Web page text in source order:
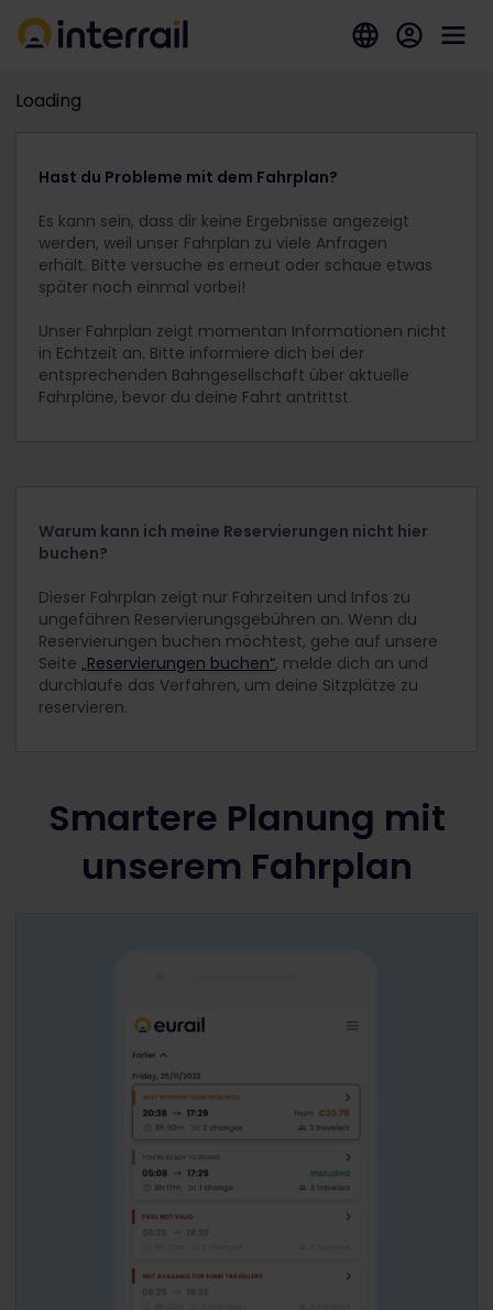
Loading
Hast du Probleme mit dem Fahrplan?
Es kann sein, dass dir keine Ergebnisse angezeigt
werden, weil unser Fahrplan zu viele Anfragen
erhält. Bitte versuche es erneut oder schaue etwas
später noch einmal vorbei!
Unser Fahrplan zeigt momentan Informationen nicht
in Echtzeit an. Bitte informiere dich bei der
entsprechenden Bahngesellschaft über aktuelle
Fahrpläne, bevor du deine Fahrt antrittst.
Warum kann ich meine Reservierungen nicht hier
buchen?
Dieser Fahrplan zeigt nur Fahrzeiten und Infos zu
ungefähren Reservierungsgebühren an. Wenn du
Reservierungen buchen möchtest, gehe auf unsere
Seite „Reservierungen buchen“, melde dich an und
durchlaufe das Verfahren, um deine Sitzplätze zu
reservieren.
Smartere Planung mit
unserem Fahrplan